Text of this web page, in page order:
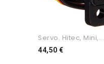
Servo. Hitec, Mini,...
44,50 €Preço